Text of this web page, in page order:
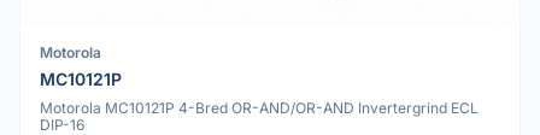
Motorola
MC10121P
Motorola MC10121P 4-Bred OR-AND/OR-AND Invertergrind ECL
DIP-16